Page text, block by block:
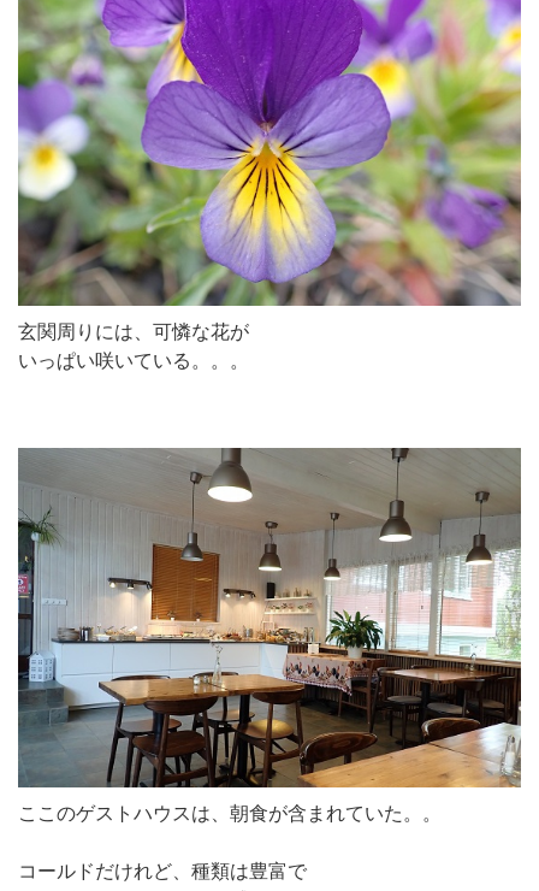
玄関周りには、可憐な花が
いっぱい咲いている。。。
ここのゲストハウスは、朝食が含まれていた。。
コールドだけれど、種類は豊富で